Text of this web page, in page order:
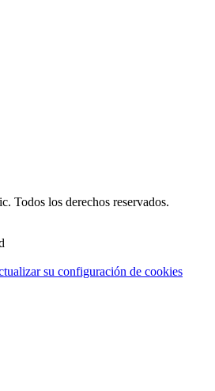
Todos los derechos reservados.
su configuración de cookies